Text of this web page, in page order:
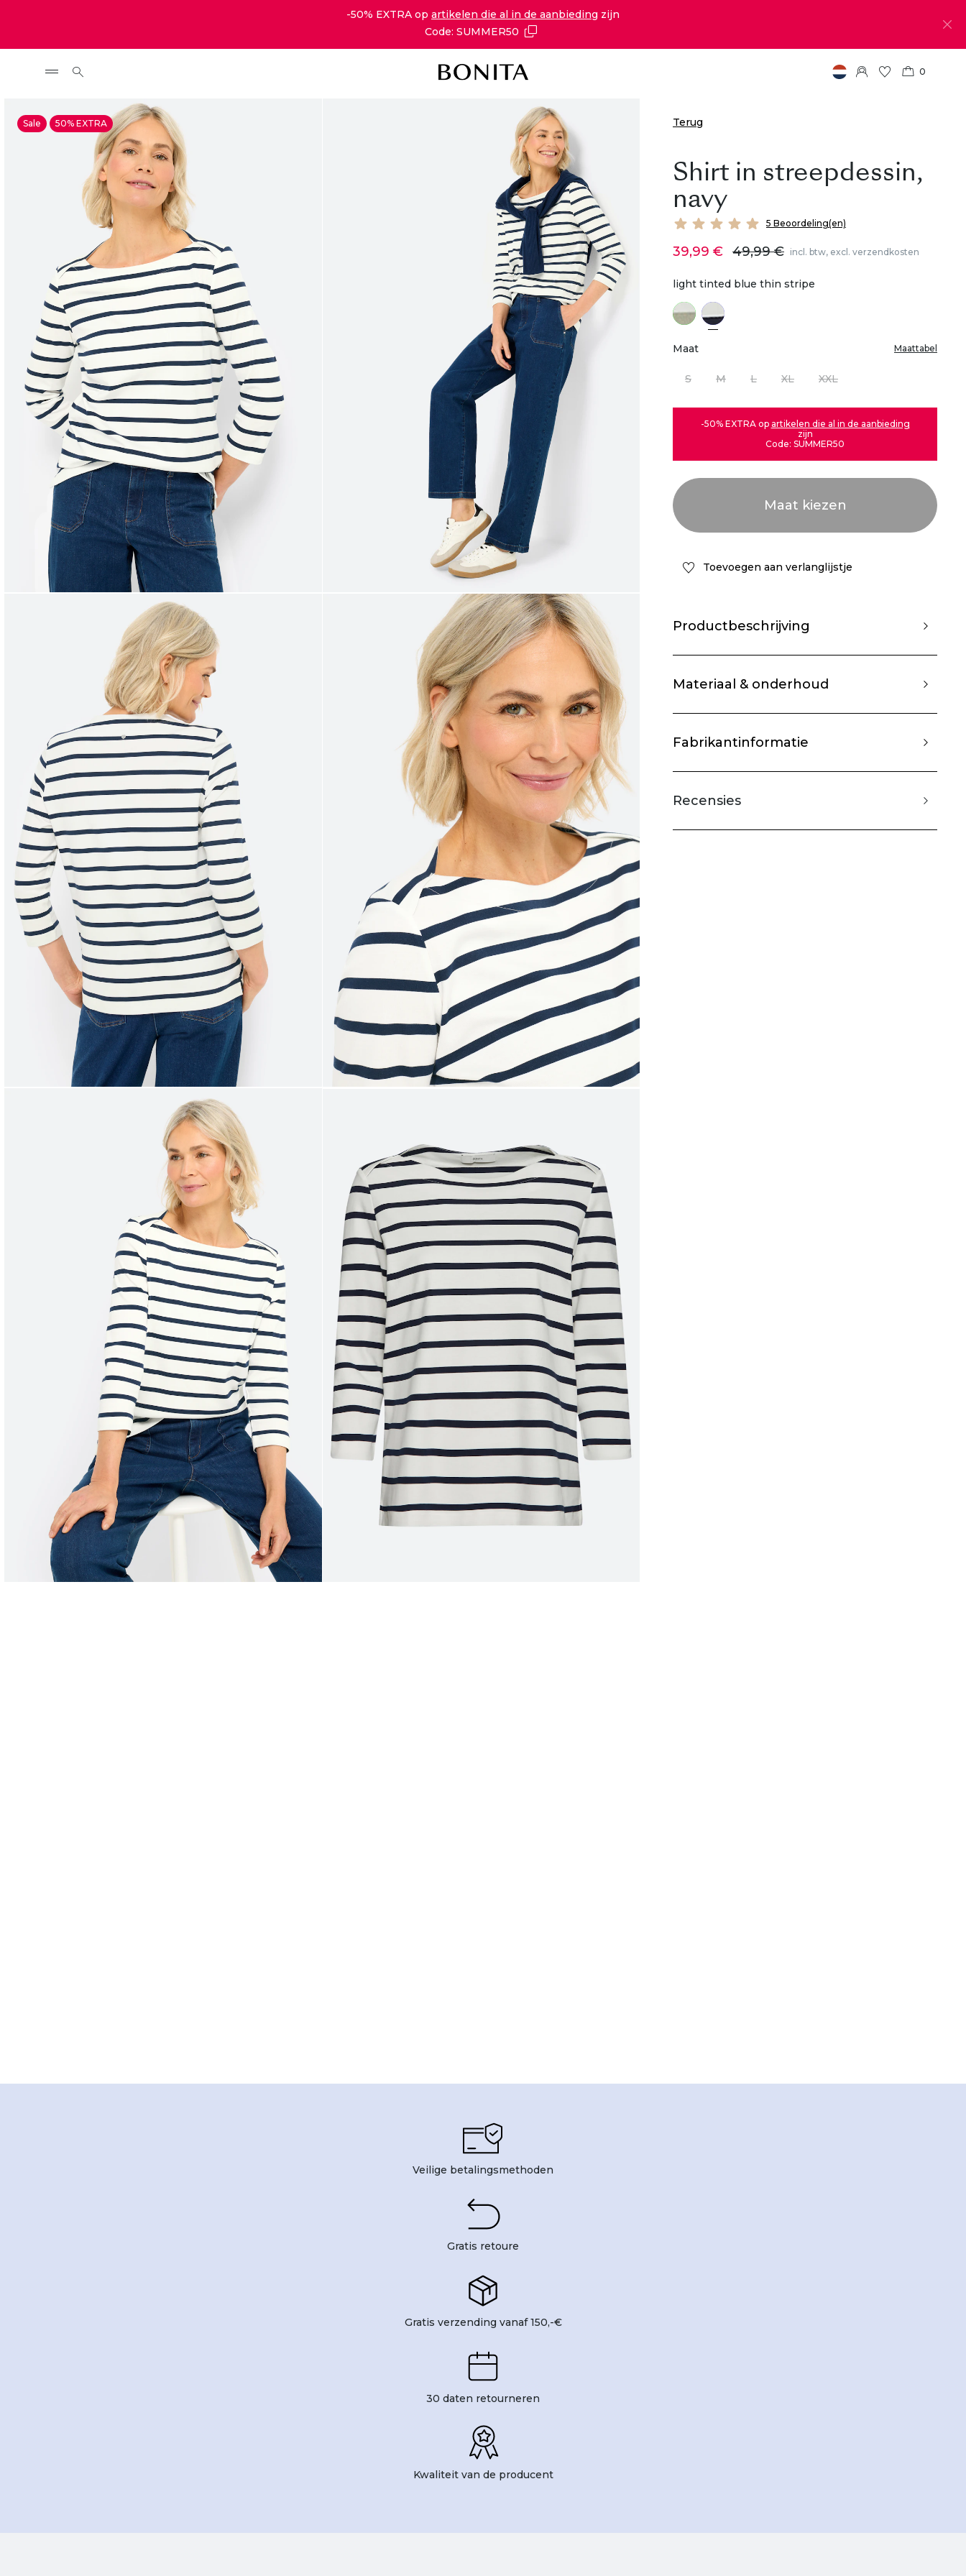
-50% EXTRA op artikelen die al in de aanbieding zijn
Code: SUMMER50
0
Sale 50% EXTRA Terug
Shirt in streepdessin,
navy
5 Beoordeling(en)
39,99 € 49,99 € incl. btw, excl. verzendkosten
light tinted blue thin stripe
Maat Maattabel
S M L XL XXL
-50% EXTRA op artikelen die al in de aanbieding
zijn
Code: SUMMER50
Toevoegen aan verlanglijstje
Productbeschrijving
Materiaal & onderhoud
Fabrikantinformatie
Recensies
Veilige betalingsmethoden
Gratis retoure
Gratis verzending vanaf 150,-€
30 daten retourneren
Kwaliteit van de producent